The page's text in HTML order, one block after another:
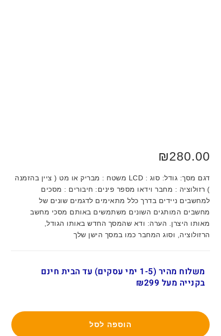
₪280.00
דגם מסך: גודל: סוג : LCD משטח : מבריק או מט ( ציין בהזמנה
) רזולוציה : מחבר וידאו מספר פינים: חיבורים : מסכים
למחשבים ניידים בדרך כלל מתאימים לדגמים שונים של
מחשבים המותגים השונים משתמשים באותם מסכי מחשב
מאותו היצרן. הערה: ודא שהמסך החדש באותו הגודל,
הרזולוציה, וסוג המחבר כמו במסך הישן שלך
משלוח מהיר (1-5 ימי עסקים) עד הבית חינם
בקנייה מעל ₪299
הוספה לסל